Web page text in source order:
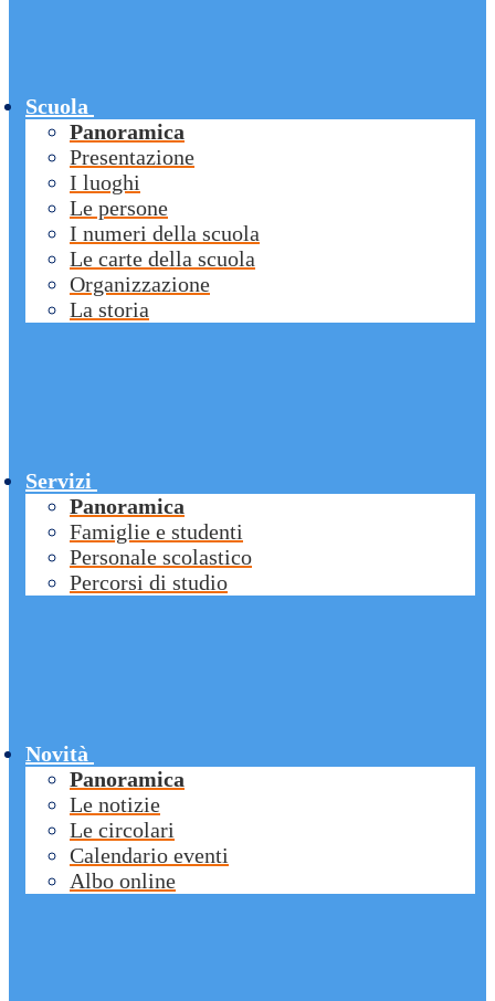
Scuola
Panoramica
Presentazione
I luoghi
Le persone
I numeri della scuola
Le carte della scuola
Organizzazione
La storia
Servizi
Panoramica
Famiglie e studenti
Personale scolastico
Percorsi di studio
Novità
Panoramica
Le notizie
Le circolari
Calendario eventi
Albo online